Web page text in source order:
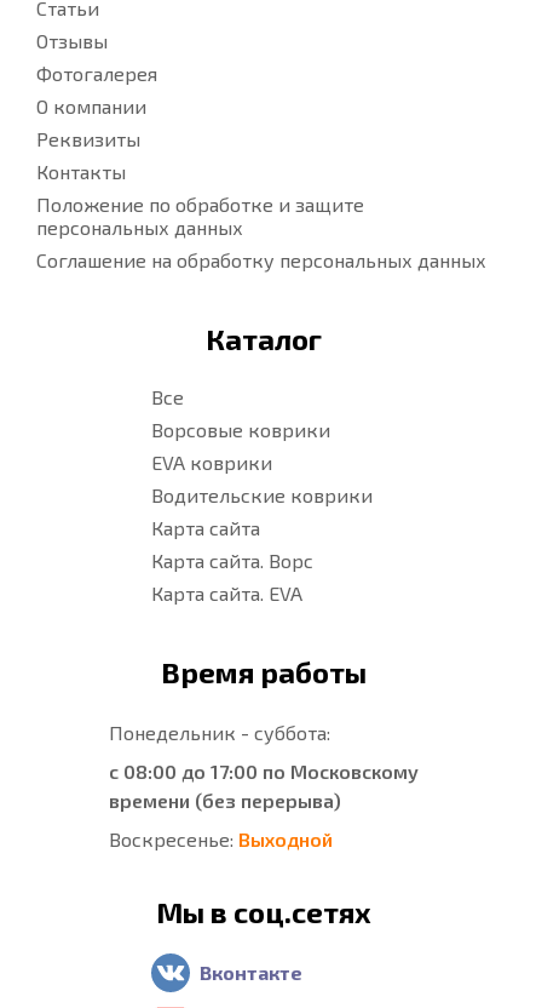
Статьи
Отзывы
Фотогалерея
О компании
Реквизиты
Контакты
Положение по обработке и защите
персональных данных
Соглашение на обработку персональных данных
Каталог
Все
Ворсовые коврики
EVA коврики
Водительские коврики
Карта сайта
Карта сайта. Ворс
Карта сайта. EVA
Время работы
Понедельник - суббота:
с 08:00 до 17:00 по Московскому
времени (без перерыва)
Воскресенье: Выходной
Мы в соц.сетях
Вконтакте